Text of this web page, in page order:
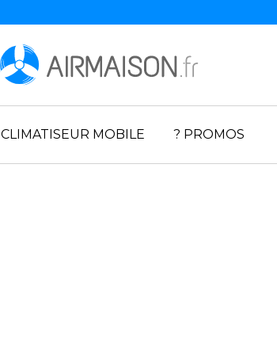
CLIMATISEUR MOBILE ? PROMOS